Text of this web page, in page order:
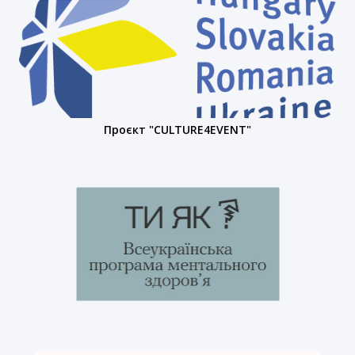
Проєкт "CULTURE4EVENT"